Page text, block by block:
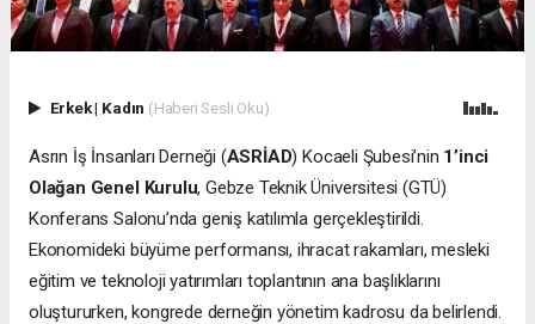
Erkek| Kadın (Haberi Sesli Oku)
Asrın İş İnsanları Derneği (ASRİAD) Kocaeli Şubesi’nin 1’inci
Olağan Genel Kurulu, Gebze Teknik Üniversitesi (GTÜ)
Konferans Salonu’nda geniş katılımla gerçekleştirildi.
Ekonomideki büyüme performansı, ihracat rakamları, mesleki
eğitim ve teknoloji yatırımları toplantının ana başlıklarını
oluştururken, kongrede derneğin yönetim kadrosu da belirlendi.